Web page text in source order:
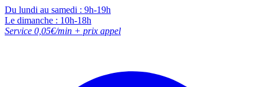
Du lundi au samedi : 9h-19h
Le dimanche : 10h-18h
Service 0,05€/min + prix appel